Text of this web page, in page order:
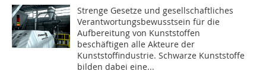
Strenge Gesetze und gesellschaftliches
Verantwortungsbewusstsein für die
Aufbereitung von Kunststoffen
beschäftigen alle Akteure der
Kunststoffindustrie. Schwarze Kunststoffe
bilden dabei eine...